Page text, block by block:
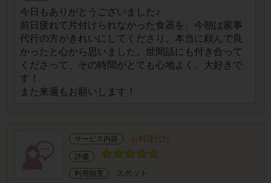
今日もありがとうございました♪
前日疲れて片付けられなかった食器を、今朝は家事
代行の方がきれいにしてくださり、本当に頼んで良
かったと心から思いました。世間話にも付き合って
くださって、その時間がとても心地よく、大好きで
す！
また来週もお願いします！
サービス内容 お料理代行
評価
利用頻度 スポット